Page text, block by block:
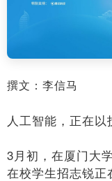
撰文：李信马
人工智能，正在以
3月初，在厦门大
在校学生招志锐正